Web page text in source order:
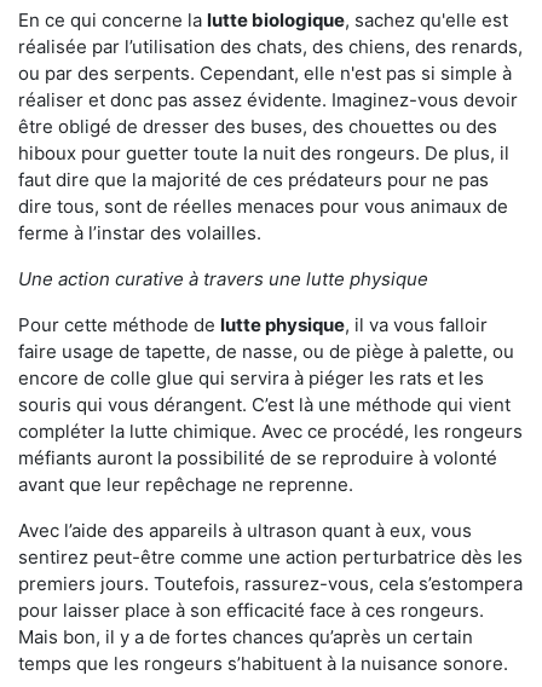
En ce qui concerne la lutte biologique, sachez qu'elle est
réalisée par l’utilisation des chats, des chiens, des renards,
ou par des serpents. Cependant, elle n'est pas si simple à
réaliser et donc pas assez évidente. Imaginez-vous devoir
être obligé de dresser des buses, des chouettes ou des
hiboux pour guetter toute la nuit des rongeurs. De plus, il
faut dire que la majorité de ces prédateurs pour ne pas
dire tous, sont de réelles menaces pour vous animaux de
ferme à l’instar des volailles.
Une action curative à travers une lutte physique
Pour cette méthode de lutte physique, il va vous falloir
faire usage de tapette, de nasse, ou de piège à palette, ou
encore de colle glue qui servira à piéger les rats et les
souris qui vous dérangent. C’est là une méthode qui vient
compléter la lutte chimique. Avec ce procédé, les rongeurs
méfiants auront la possibilité de se reproduire à volonté
avant que leur repêchage ne reprenne.
Avec l’aide des appareils à ultrason quant à eux, vous
sentirez peut-être comme une action perturbatrice dès les
premiers jours. Toutefois, rassurez-vous, cela s’estompera
pour laisser place à son efficacité face à ces rongeurs.
Mais bon, il y a de fortes chances qu’après un certain
temps que les rongeurs s’habituent à la nuisance sonore.